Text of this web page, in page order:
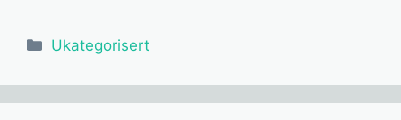
Kategorier
Ukategorisert